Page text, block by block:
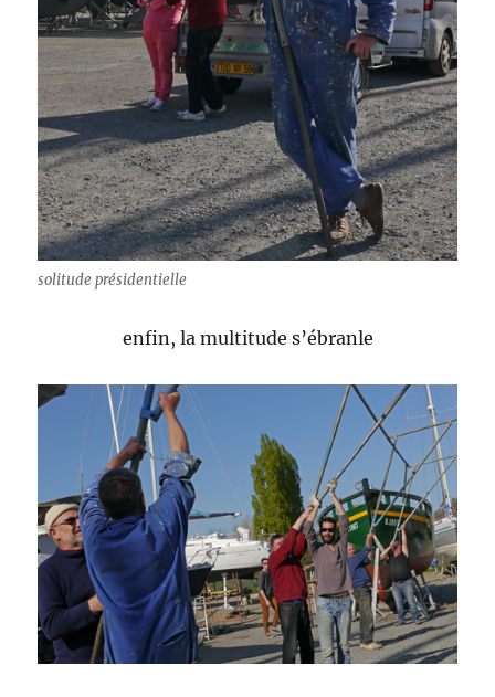
solitude présidentielle
enfin, la multitude s’ébranle